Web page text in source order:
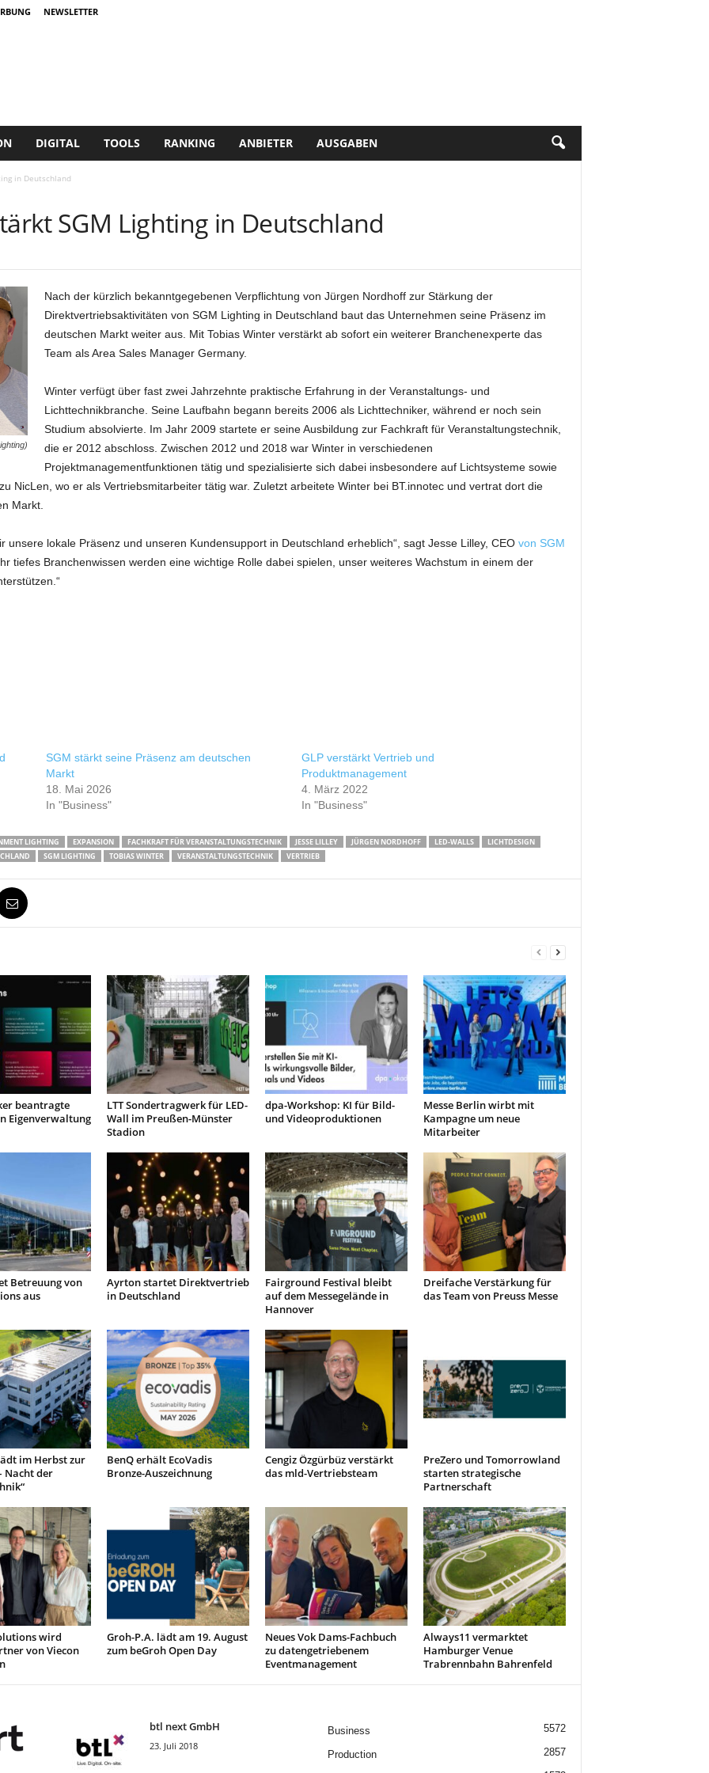
NEWSLETTER
DIGITAL TOOLS RANKING ANBIETER AUSGABEN
in Deutschland
SGM Lighting in Deutschland
Nach der kürzlich bekanntgegebenen Verpflichtung von Jürgen Nordhoff zur Stärkung der
Direktvertriebsaktivitäten von SGM Lighting in Deutschland baut das Unternehmen seine Präsenz im
deutschen Markt weiter aus. Mit Tobias Winter verstärkt ab sofort ein weiterer Branchenexperte das
Team als Area Sales Manager Germany.
Winter verfügt über fast zwei Jahrzehnte praktische Erfahrung in der Veranstaltungs- und
Lichttechnikbranche. Seine Laufbahn begann bereits 2006 als Lichttechniker, während er noch sein
Studium absolvierte. Im Jahr 2009 startete er seine Ausbildung zur Fachkraft für Veranstaltungstechnik,
die er 2012 abschloss. Zwischen 2012 und 2018 war Winter in verschiedenen
Projektmanagementfunktionen tätig und spezialisierte sich dabei insbesondere auf Lichtsysteme sowie
NicLen, wo er als Vertriebsmitarbeiter tätig war. Zuletzt arbeitete Winter bei BT.innotec und vertrat dort die
Markt.
unsere lokale Präsenz und unseren Kundensupport in Deutschland erheblich“, sagt Jesse Lilley, CEOvon SGM
tiefes Branchenwissen werden eine wichtige Rolle dabei spielen, unser weiteres Wachstum in einem der
SGM stärkt seine Präsenz am deutschen
Markt
18. Mai 2026
In "Business"
GLP verstärkt Vertrieb und
Produktmanagement
4. März 2022
In "Business"
LIGHTING EXPANSION FACHKRAFT FÜR VERANSTALTUNGSTECHNIK JESSE LILLEY JÜRGEN NORDHOFF LED-WALLS
LICHTDESIGN
SGM LIGHTING TOBIAS WINTER VERANSTALTUNGSTECHNIK VERTRIEB
beantragte
Eigenverwaltung
LTT Sondertragwerk für LED-
Wall im Preußen-Münster
Stadion
dpa-Workshop: KI für Bild-
und Videoproduktionen
Messe Berlin wirbt mit
Kampagne um neue
Mitarbeiter
Betreuung von
aus
Ayrton startet Direktvertrieb
in Deutschland
Fairground Festival bleibt
auf dem Messegelände in
Hannover
Dreifache Verstärkung für
das Team von Preuss Messe
im Herbst zur
Nacht der
BenQ erhält EcoVadis
Bronze-Auszeichnung
Cengiz Özgürbüz verstärkt
das mld-Vertriebsteam
PreZero und Tomorrowland
starten strategische
Partnerschaft
wird
von Viecon
Groh-P.A. lädt am 19. August
zum beGroh Open Day
Neues Vok Dams-Fachbuch
zu datengetriebenem
Eventmanagement
Always11 vermarktet
Hamburger Venue
Trabrennbahn Bahrenfeld
btl next GmbH
23. Juli 2018
Business 5572
Production 2857